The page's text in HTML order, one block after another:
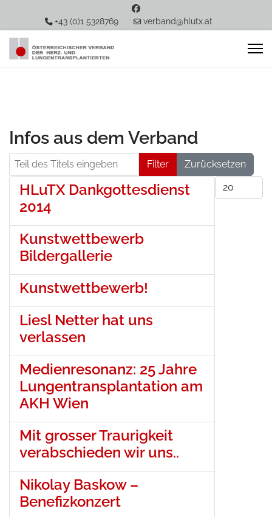
+43 (0)1 5328769 verband@hlutx.at
Infos aus dem Verband
Teil des Titels eingeben Filter
Zurücksetzen
Anzeige #
HLuTX Dankgottesdienst
2014
Kunstwettbewerb
Bildergallerie
Kunstwettbewerb!
Liesl Netter hat uns
verlassen
Medienresonanz: 25 Jahre
Lungentransplantation am
AKH Wien
Mit grosser Traurigkeit
verabschieden wir uns..
Nikolay Baskow –
Benefizkonzert